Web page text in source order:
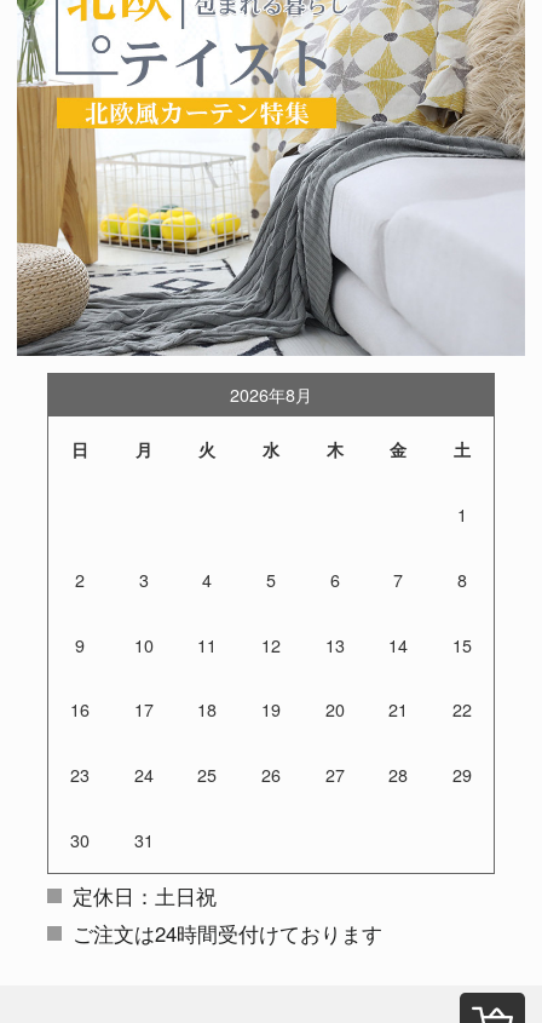
2026年8月
日 月 火 水 木 金 土
1
2 3 4 5 6 7 8
9 10 11 12 13 14 15
16 17 18 19 20 21 22
23 24 25 26 27 28 29
30 31
定休日：土日祝
ご注文は24時間受付けております